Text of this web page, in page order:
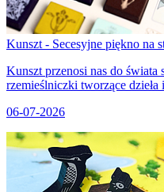
Kunszt - Secesyjne piękno na
Kunszt przenosi nas do
rzemieślniczki tworzące dzieła
06-07-2026